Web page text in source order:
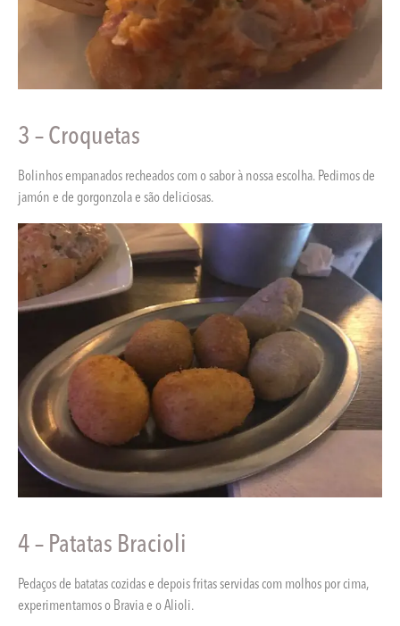
3 – Croquetas
Bolinhos empanados recheados com o sabor à nossa escolha. Pedimos de
jamón e de gorgonzola e são deliciosas.
4 – Patatas Bracioli
Pedaços de batatas cozidas e depois fritas servidas com molhos por cima,
experimentamos o Bravia e o Alioli.